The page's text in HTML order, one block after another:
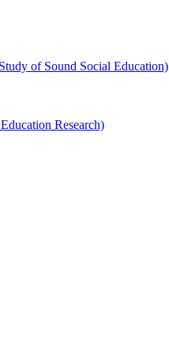
of Sound Social Education)
Research)